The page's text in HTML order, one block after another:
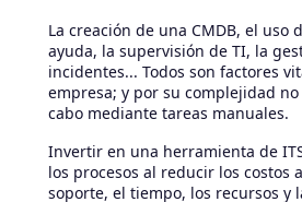
La creación de una CMDB, el uso
ayuda, la supervisión de TI, la
incidentes... Todos son factores
empresa; y por su complejidad
cabo mediante tareas manuales.
Invertir en una herramienta de
los procesos al reducir los costos
soporte, el tiempo, los recursos y